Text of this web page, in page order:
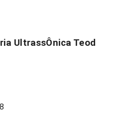
UltrassÔnica Teod